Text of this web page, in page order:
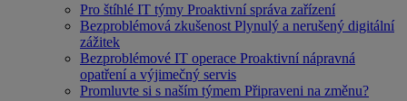
Pro štíhlé IT týmy Proaktivní správa zařízení
Bezproblémová zkušenost Plynulý a nerušený digitální
zážitek
Bezproblémové IT operace Proaktivní nápravná
opatření a výjimečný servis
Promluvte si s naším týmem Připraveni na změnu?